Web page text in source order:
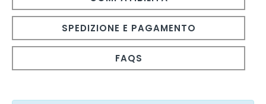
SPEDIZIONE E PAGAMENTO
FAQS